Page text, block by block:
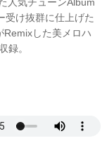
人気チューンAlbum
受け抜群に仕上げた
Remixした美メロハ
録。